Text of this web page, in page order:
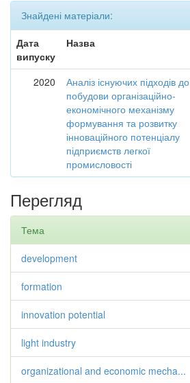
Знайдені матеріали:
Дата
випуску
Назва
2020
Аналіз існуючих підходів до
побудови організаційно-
економічного механізму
формування та розвитку
інноваційного потенціалу
підприємств легкої
промисловості
Перегляд
Тема
development
formation
innovation potential
light industry
organizational and economic mecha...